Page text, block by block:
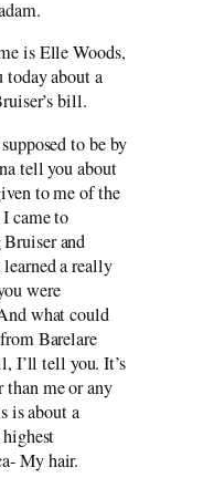
is Elle Woods,
today about a
bill.
to be by
tell you about
to me of the
came to
and
learned a really
were
what could
Barelare
I’ll tell you. It’s
than me or any
is about a
My hair.